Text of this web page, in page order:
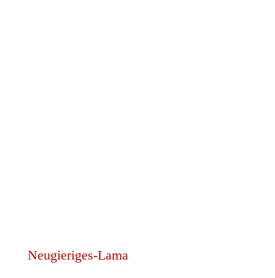
Neugieriges-Lama